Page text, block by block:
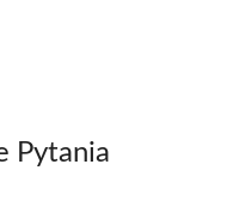
Pytania